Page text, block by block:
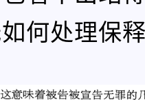
何处理保